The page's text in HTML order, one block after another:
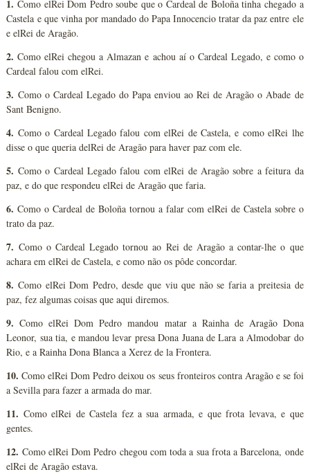
1. Como elRei Dom Pedro soube que o Cardeal de Boloña tinha chegado a
Castela e que vinha por mandado do Papa Innocencio tratar da paz entre ele
e elRei de Aragão.
2. Como elRei chegou a Almazan e achou aí o Cardeal Legado, e como o
Cardeal falou com elRei.
3. Como o Cardeal Legado do Papa enviou ao Rei de Aragão o Abade de
Sant Benigno.
4. Como o Cardeal Legado falou com elRei de Castela, e como elRei lhe
disse o que queria delRei de Aragão para haver paz com ele.
5. Como o Cardeal Legado falou com elRei de Aragão sobre a feitura da
paz, e do que respondeu elRei de Aragão que faria.
6. Como o Cardeal de Boloña tornou a falar com elRei de Castela sobre o
trato da paz.
7. Como o Cardeal Legado tornou ao Rei de Aragão a contar-lhe o que
achara em elRei de Castela, e como não os pôde concordar.
8. Como elRei Dom Pedro, desde que viu que não se faria a preitesia de
paz, fez algumas coisas que aqui diremos.
9. Como elRei Dom Pedro mandou matar a Rainha de Aragão Dona
Leonor, sua tia, e mandou levar presa Dona Juana de Lara a Almodobar do
Rio, e a Rainha Dona Blanca a Xerez de la Frontera.
10. Como elRei Dom Pedro deixou os seus fronteiros contra Aragão e se foi
a Sevilla para fazer a armada do mar.
11. Como elRei de Castela fez a sua armada, e que frota levava, e que
gentes.
12. Como elRei Dom Pedro chegou com toda a sua frota a Barcelona, onde
elRei de Aragão estava.